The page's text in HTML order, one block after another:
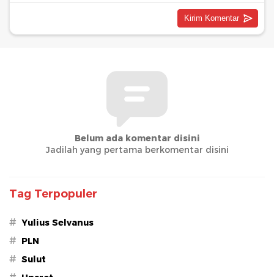
Belum ada komentar disini
Jadilah yang pertama berkomentar disini
Tag Terpopuler
# Yulius Selvanus
# PLN
# Sulut